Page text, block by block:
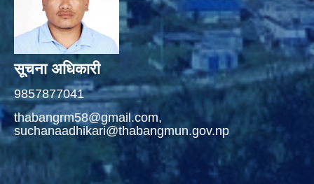
सूचना अधिकारी
9857877041
thabangrm58@gmail.com,
suchanaadhikari@thabangmun.gov.np